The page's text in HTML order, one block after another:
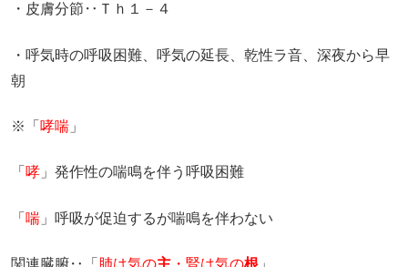
・皮膚分節‥Ｔｈ１－４
・呼気時の呼吸困難、呼気の延長、乾性ラ音、深夜から早
朝
※「 哮喘 」
「 哮 」発作性の喘鳴を伴う呼吸困難
「 喘 」呼吸が促迫するが喘鳴を伴わない